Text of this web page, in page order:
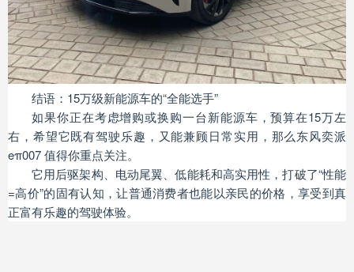
结语：15万级新能源车的“全能选手”
如果你正在考虑增购或换购一台新能源车，预算在15万左
右，希望它既有驾驶乐趣，又能兼顾日常实用，那么东风奕派
eπ007 值得你重点关注。
它用后驱架构、电动尾翼、低能耗和高实用性，打破了“性能
=高价”的固有认知，让普通消费者也能以亲民的价格，享受到真
正富有乐趣的驾驶体验。